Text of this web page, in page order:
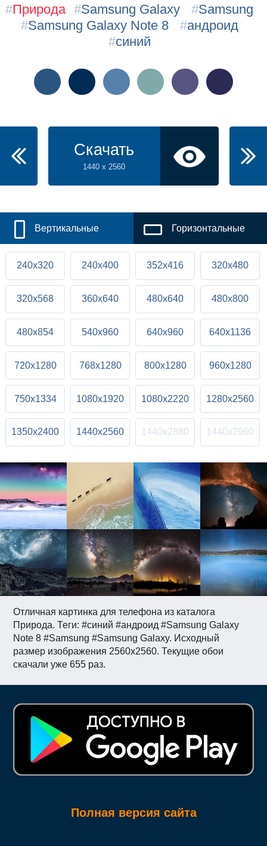
Отличная картинка для телефона из каталога
Природа. Теги: #синий #андроид #Samsung Galaxy
Note 8 #Samsung #Samsung Galaxy. Исходный
размер изображения 2560x2560. Текущие обои
скачали уже 655 раз.
#Природа #Samsung Galaxy #Samsung
#Samsung Galaxy Note 8 #андроид
#синий
Скачать
1440 x 2560
Вертикальные Горизонтальные
240x320 240x400 352x416 320x480
320x568 360x640 480x640 480x800
480x854 540x960 640x960 640x1136
720x1280 768x1280 800x1280 960x1280
750x1334 1080x1920 1080x2220 1280x2560
1350x2400 1440x2560 1440x2880 1440x2960
Полная версия сайта